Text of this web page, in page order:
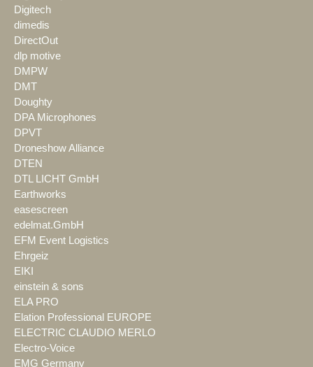
Digitech
dimedis
DirectOut
dlp motive
DMPW
DMT
Doughty
DPA Microphones
DPVT
Droneshow Alliance
DTEN
DTL LICHT GmbH
Earthworks
easescreen
edelmat.GmbH
EFM Event Logistics
Ehrgeiz
EIKI
einstein & sons
ELA PRO
Elation Professional EUROPE
ELECTRIC CLAUDIO MERLO
Electro-Voice
EMG Germany